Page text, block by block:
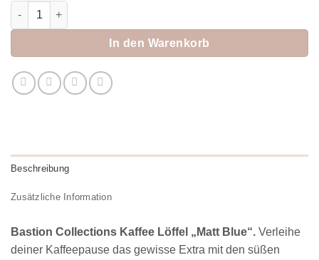
Bastion Collections Kaffee Löffel "Matt Blue" Menge
In den Warenkorb
Beschreibung
Zusätzliche Information
Bastion Collections Kaffee Löffel „Matt Blue“. Verleihe
deiner Kaffeepause das gewisse Extra mit den süßen